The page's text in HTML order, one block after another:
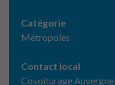
Catégorie
Métropoles
Contact local
Covoiturage Auvergne